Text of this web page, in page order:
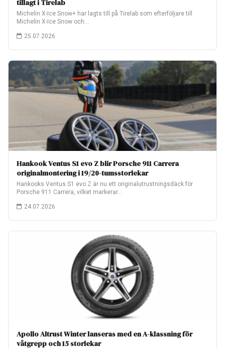
tillagt i Tirelab
Michelin X-Ice Snow+ har lagts till på Tirelab som efterföljare till
Michelin X-Ice Snow och…
25.07.2026
Hankook Ventus S1 evo Z blir Porsche 911 Carrera
originalmontering i 19/20-tumsstorlekar
Hankooks Ventus S1 evo Z är nu ett originalutrustningsdäck för
Porsche 911 Carrera, vilket markerar…
24.07.2026
Apollo Altrust Winter lanseras med en A-klassning för
våtgrepp och 15 storlekar